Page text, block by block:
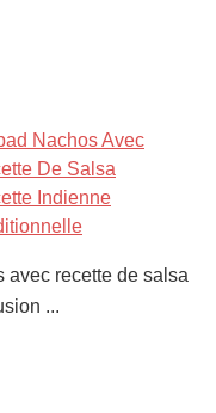
Nachos Avec
De Salsa
Indienne
avec recette de salsa
...